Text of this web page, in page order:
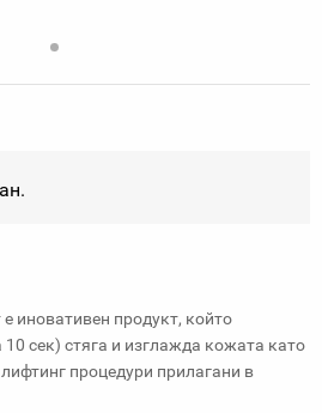
иновативен продукт, който
сек) стяга и изглажда кожата като
процедури прилагани в